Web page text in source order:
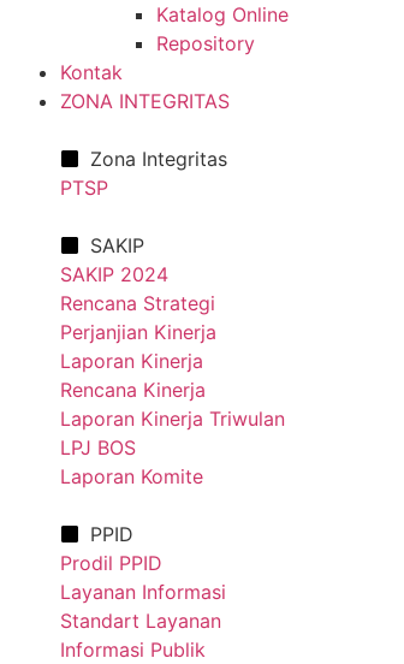
Katalog Online
Repository
Kontak
ZONA INTEGRITAS
Zona Integritas
PTSP
SAKIP
SAKIP 2024
Rencana Strategi
Perjanjian Kinerja
Laporan Kinerja
Rencana Kinerja
Laporan Kinerja Triwulan
LPJ BOS
Laporan Komite
PPID
Prodil PPID
Layanan Informasi
Standart Layanan
Informasi Publik